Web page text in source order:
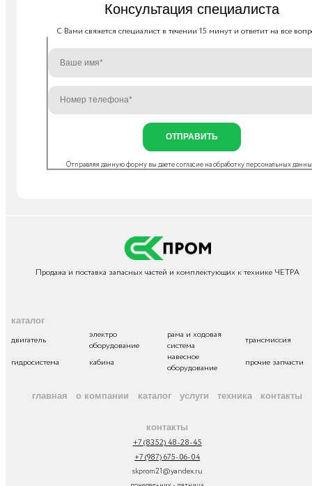
Консультация специалиста
C Вами свяжется специалист в течении 15 минут и ответит на все
ОТПРАВИТЬ
Отправляя данную форму вы даете согласие наобработку персональных
Продажа и поставка запасных частей и комплектующих к технике ЧЕТРА
каталог
двигатель
электро
оборудование
рама и ходовая
система
трансмиссия
гидросистема
кабина
навесное
оборудование
прочие запчасти
главная о компании каталог услуги техника контакты
контакты
+7 (8352) 48-28-45
+7 (987) 675-06-04
skprom21@yandex.ru